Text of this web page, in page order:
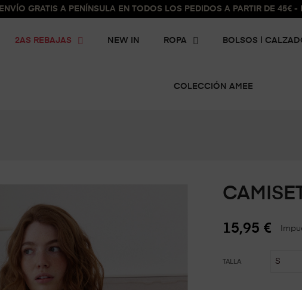
ENVÍO GRATIS A PENÍNSULA EN TODOS LOS PEDIDOS A PARTIR DE
2AS REBAJAS NEW IN ROPA BOLSOS |
COLECCIÓN AMEE
15,95 €
TALLA